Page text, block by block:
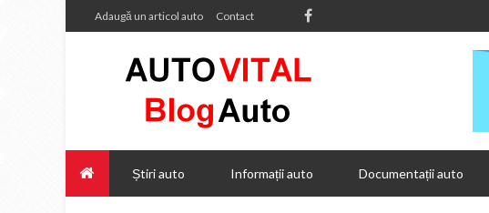
Adaugă un articol auto Contact
Știri auto Informații auto Documentații auto